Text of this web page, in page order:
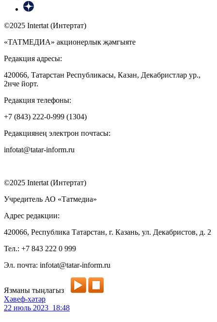
©2025 Intertat (Интертат)
«ТАТМЕДИА» акционерлык җәмгыяте
Редакция адресы:
420066, Татарстан Республикасы, Казан, Декабристлар ур.,
2нче йорт.
Редакция телефоны:
+7 (843) 222-0-999 (1304)
Редакциянең электрон почтасы:
infotat@tatar-inform.ru
©2025 Intertat (Интертат)
Учредитель АО «Татмедиа»
Адрес редакции:
420066, Республика Татарстан, г. Казань, ул. Декабристов, д. 2
Тел.: +7 843 222 0 999
Эл. почта: infotat@tatar-inform.ru
Язманы тыңлагыз
Хәвеф-хәтәр
22 июль 2023 18:48